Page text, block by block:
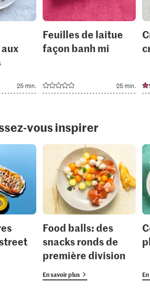
25 min.
Feuilles de laitue
façon banh mi
25 min.
vous inspirer
Food balls: des
snacks ronds de
première division
En savoir plus